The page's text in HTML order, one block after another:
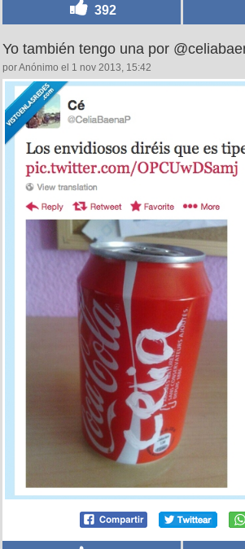
392
Yo también tengo una por
por Anónimo el 1 nov 2013, 15:42